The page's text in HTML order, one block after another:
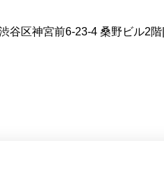
谷区神宮前6-23-4 桑野ビル2階